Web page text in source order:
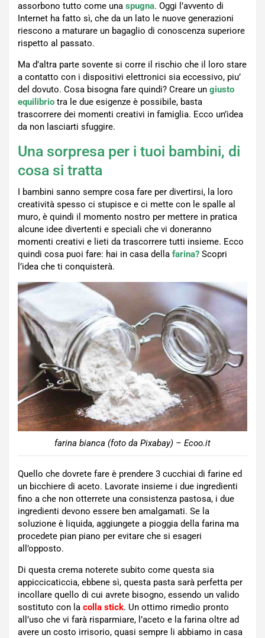
assorbono tutto come una spugna. Oggi l’avvento di
Internet ha fatto sì, che da un lato le nuove generazioni
riescono a maturare un bagaglio di conoscenza superiore
rispetto al passato.
Ma d’altra parte sovente si corre il rischio che il loro stare
a contatto con i dispositivi elettronici sia eccessivo, piu’
del dovuto. Cosa bisogna fare quindi? Creare un giusto
equilibrio tra le due esigenze è possibile, basta
trascorrere dei momenti creativi in famiglia. Ecco un’idea
da non lasciarti sfuggire.
Una sorpresa per i tuoi bambini, di
cosa si tratta
I bambini sanno sempre cosa fare per divertirsi, la loro
creatività spesso ci stupisce e ci mette con le spalle al
muro, è quindi il momento nostro per mettere in pratica
alcune idee divertenti e speciali che vi doneranno
momenti creativi e lieti da trascorrere tutti insieme. Ecco
quindi cosa puoi fare: hai in casa della farina? Scopri
l’idea che ti conquisterà.
farina bianca (foto da Pixabay) – Ecoo.it
Quello che dovrete fare è prendere 3 cucchiai di farine ed
un bicchiere di aceto. Lavorate insieme i due ingredienti
fino a che non otterrete una consistenza pastosa, i due
ingredienti devono essere ben amalgamati. Se la
soluzione è liquida, aggiungete a pioggia della farina ma
procedete pian piano per evitare che si esageri
all’opposto.
Di questa crema noterete subito come questa sia
appiccicaticcia, ebbene sì, questa pasta sarà perfetta per
incollare quello di cui avrete bisogno, essendo un valido
sostituto con la colla stick. Un ottimo rimedio pronto
all’uso che vi farà risparmiare, l’aceto e la farina oltre ad
avere un costo irrisorio, quasi sempre li abbiamo in casa